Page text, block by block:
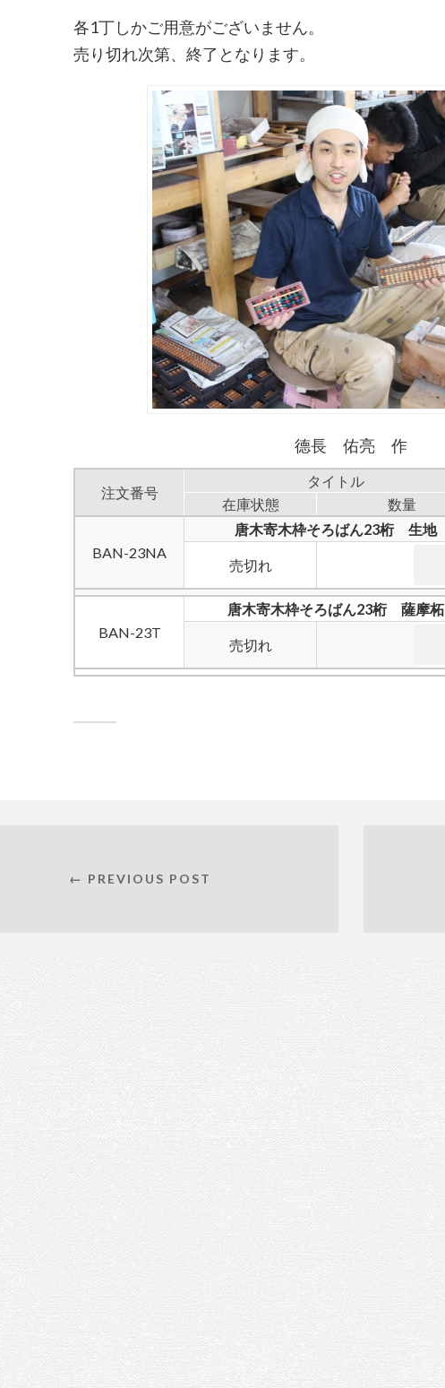
各1丁しかご用意がございません。
売り切れ次第、終了となります。
德長 佑亮 作
注文番号
タイトル
在庫状態 数量
BAN-23NA
唐木寄木枠そろばん23桁 生地
売切れ
BAN-23T
唐木寄木枠そろばん23桁 薩摩柘
売切れ
← PREVIOUS POST